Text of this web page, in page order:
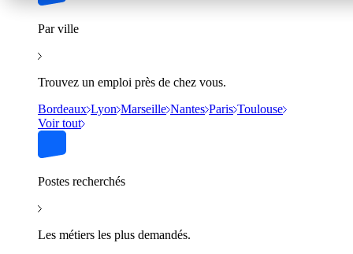
Par ville
Trouvez un emploi près de chez vous.
Bordeaux Lyon Marseille Nantes Paris Toulouse
Voir tout
Postes recherchés
Les métiers les plus demandés.